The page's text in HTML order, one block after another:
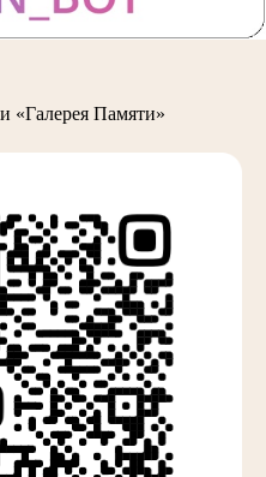
«Галерея Памяти»